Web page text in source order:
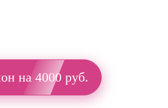
на 4000 руб.